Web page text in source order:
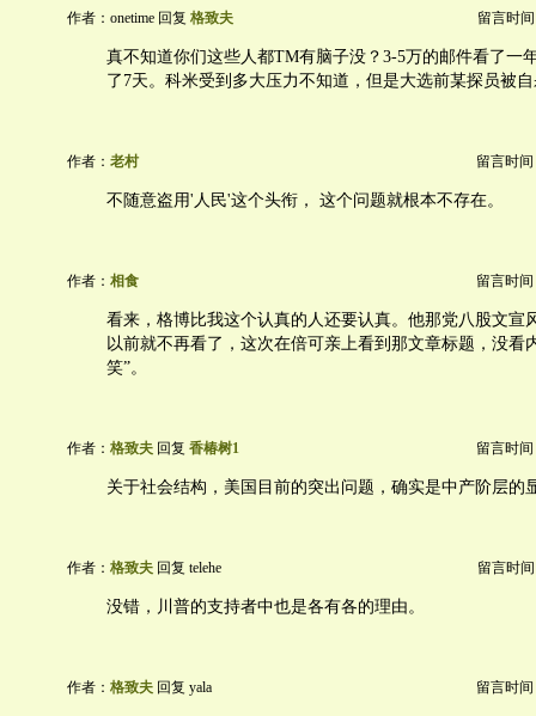
作者：onetime 回复 格致夫 留言时间
真不知道你们这些人都TM有脑子没？3-5万的邮件看了一
了7天。科米受到多大压力不知道，但是大选前某探员被
作者： 老村 留言时间
不随意盗用'人民'这个头衔， 这个问题就根本不存在。
作者： 相食 留言时间
看来，格博比我这个认真的人还要认真。他那党八股文宣
以前就不再看了，这次在倍可亲上看到那文章标题，没看
笑”。
作者： 格致夫 回复 香椿树1 留言时间
关于社会结构，美国目前的突出问题，确实是中产阶层的
作者： 格致夫 回复 telehe 留言时间
没错，川普的支持者中也是各有各的理由。
作者： 格致夫 回复 yala 留言时间